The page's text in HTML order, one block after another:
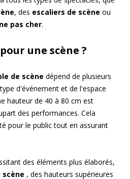
, des escaliers de scène ou
pas cher.
une scène ?
de scène dépend de plusieurs
d'événement et de l'espace
hauteur de 40 à 80 cm est
des performances. Cela
pour le public tout en assurant
des éléments plus élaborés,
scène , des hauteurs supérieures